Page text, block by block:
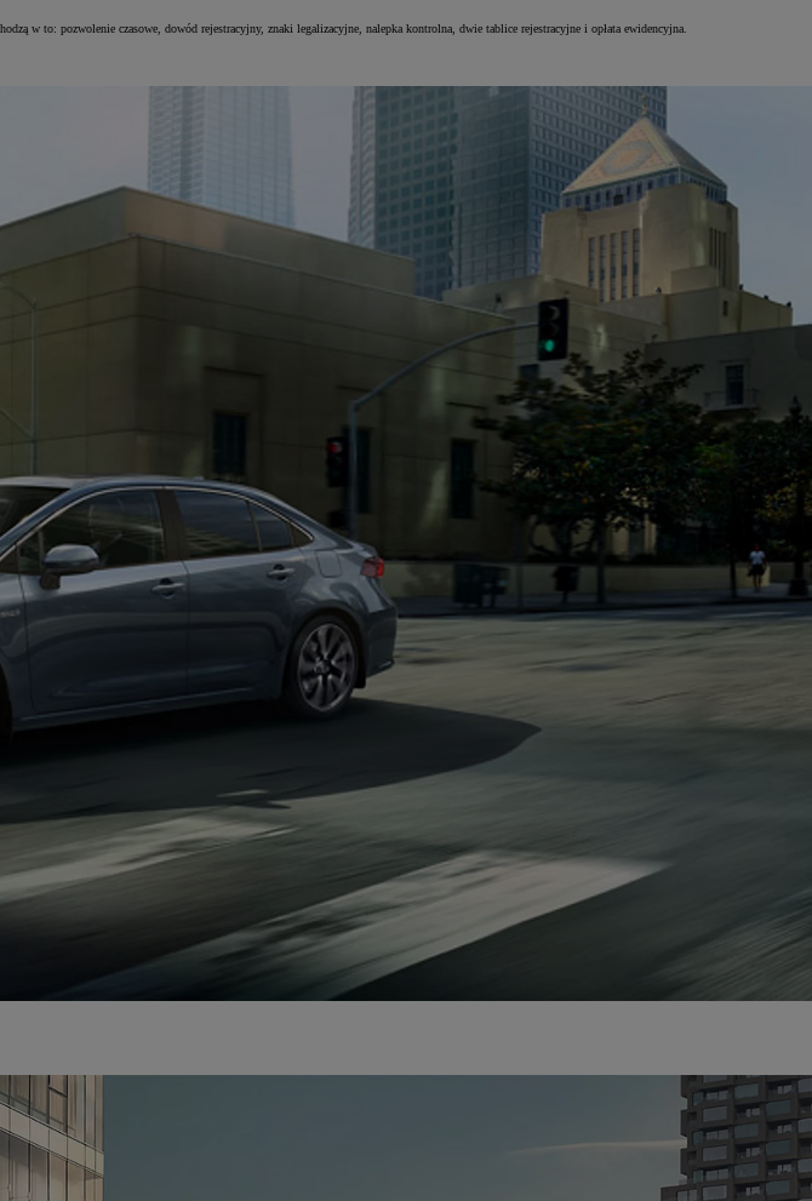
w to: pozwolenie czasowe, dowód rejestracyjny, znaki legalizacyjne, nalepka kontrolna, dwie tablice rejestracyjne i opłata ewidencyjna.